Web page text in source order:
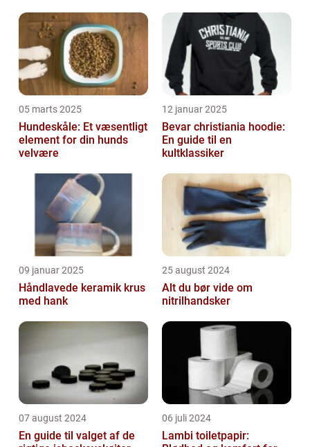
05 marts 2025
Hundeskåle: Et væsentligt
element for din hunds
velvære
12 januar 2025
Bevar christiania hoodie:
En guide til en
kultklassiker
09 januar 2025
Håndlavede keramik krus
med hank
25 august 2024
Alt du bør vide om
nitrilhandsker
07 august 2024
En guide til valget af de
06 juli 2024
Lambi toiletpapir: